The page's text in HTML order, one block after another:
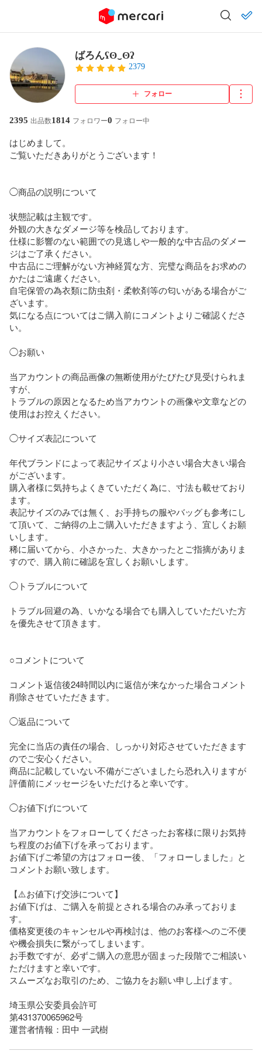
ばろんʕʘ‿ʘʔ
2379
フォロー
2395 出品数1814 フォロワー0 フォロー中
はじめまして。
ご覧いただきありがとうございます！
◯商品の説明について
状態記載は主観です。
外観の大きなダメージ等を検品しております。
仕様に影響のない範囲での見逃しや一般的な中古品のダメー
ジはご了承ください。
中古品にご理解がない方神経質な方、完璧な商品をお求めの
かたはご遠慮ください。
自宅保管の為衣類に防虫剤・柔軟剤等の匂いがある場合がご
ざいます。
気になる点についてはご購入前にコメントよりご確認くださ
い。
◯お願い
当アカウントの商品画像の無断使用がたびたび見受けられま
すが、
トラブルの原因となるため当アカウントの画像や文章などの
使用はお控えください。
◯サイズ表記について
年代ブランドによって表記サイズより小さい場合大きい場合
がございます。
購入者様に気持ちよくきていただく為に、寸法も載せており
ます。
表記サイズのみでは無く、お手持ちの服やバッグも参考にし
て頂いて、ご納得の上ご購入いただきますよう、宜しくお願
いします。
稀に届いてから、小さかった、大きかったとご指摘がありま
すので、購入前に確認を宜しくお願いします。
◯トラブルについて
トラブル回避の為、いかなる場合でも購入していただいた方
を優先させて頂きます。
○コメントについて
コメント返信後24時間以内に返信が来なかった場合コメント
削除させていただきます。
◯返品について
完全に当店の責任の場合、しっかり対応させていただきます
のでご安心ください。
商品に記載していない不備がございましたら恐れ入りますが
評価前にメッセージをいただけると幸いです。
◯お値下げについて
当アカウントをフォローしてくださったお客様に限りお気持
ち程度のお値下げを承っております。
お値下げご希望の方はフォロー後、「フォローしました」と
コメントお願い致します。
【⚠️お値下げ交渉について】
お値下げは、ご購入を前提とされる場合のみ承っておりま
す。
価格変更後のキャンセルや再検討は、他のお客様へのご不便
や機会損失に繋がってしまいます。
お手数ですが、必ずご購入の意思が固まった段階でご相談い
ただけますと幸いです。
スムーズなお取引のため、ご協力をお願い申し上げます。
埼玉県公安委員会許可
第431370065962号
運営者情報：田中 一武樹